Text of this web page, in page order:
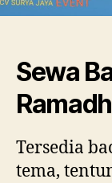
Sewa
Tersedia
tema,